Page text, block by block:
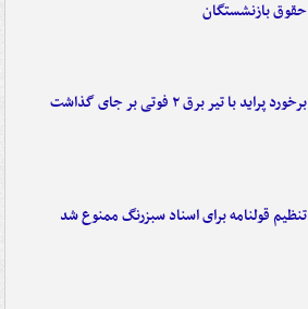
حقوق بازنشستگان
برخورد پراید با تیر برق ۲ فوتی بر جای گذاشت
تنظیم قولنامه برای اسناد سبزرنگ ممنوع شد